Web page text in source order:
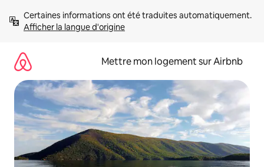
directement
Afficher la langue d'origine
Mettre mon logement sur Airbnb